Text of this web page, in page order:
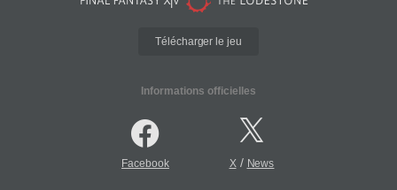
Télécharger le jeu
Informations officielles
Facebook X/ News